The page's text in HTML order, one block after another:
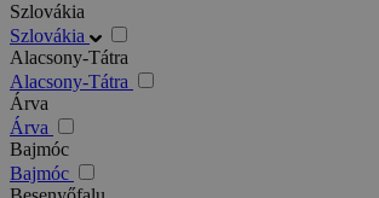
Szlovákia
Szlovákia
Alacsony-Tátra
Alacsony-Tátra
Árva
Árva
Bajmóc
Bajmóc